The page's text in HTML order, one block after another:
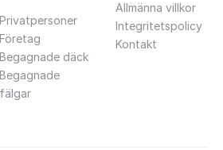
Privatpersoner
Företag
Begagnade däck
Begagnade
fälgar
Allmänna villkor
Integritetspolicy
Kontakt